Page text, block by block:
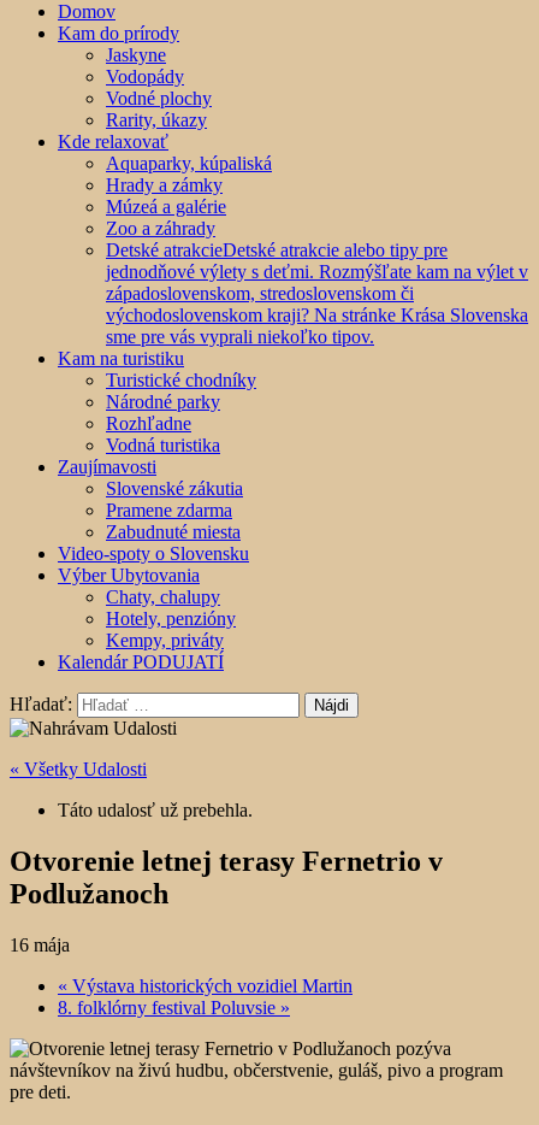
Domov
Kam do prírody
Jaskyne
Vodopády
Vodné plochy
Rarity, úkazy
Kde relaxovať
Aquaparky, kúpaliská
Hrady a zámky
Múzeá a galérie
Zoo a záhrady
Detské atrakcieDetské atrakcie alebo tipy pre
jednodňové výlety s deťmi. Rozmýšľate kam na výlet v
západoslovenskom, stredoslovenskom či
východoslovenskom kraji? Na stránke Krása Slovenska
sme pre vás vyprali niekoľko tipov.
Kam na turistiku
Turistické chodníky
Národné parky
Rozhľadne
Vodná turistika
Zaujímavosti
Slovenské zákutia
Pramene zdarma
Zabudnuté miesta
Video-spoty o Slovensku
Výber Ubytovania
Chaty, chalupy
Hotely, penzióny
Kempy, priváty
Kalendár PODUJATÍ
Hľadať:
« Všetky Udalosti
Táto udalosť už prebehla.
Otvorenie letnej terasy Fernetrio v
Podlužanoch
16 mája
« Výstava historických vozidiel Martin
8. folklórny festival Poluvsie »